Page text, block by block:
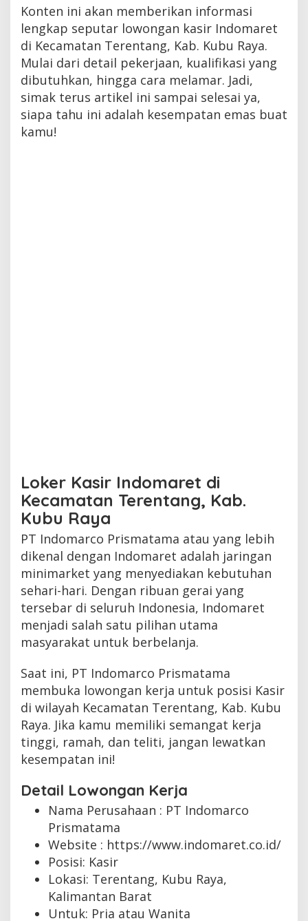
Konten ini akan memberikan informasi
lengkap seputar lowongan kasir Indomaret
di Kecamatan Terentang, Kab. Kubu Raya.
Mulai dari detail pekerjaan, kualifikasi yang
dibutuhkan, hingga cara melamar. Jadi,
simak terus artikel ini sampai selesai ya,
siapa tahu ini adalah kesempatan emas buat
kamu!
Loker Kasir Indomaret di
Kecamatan Terentang, Kab.
Kubu Raya
PT Indomarco Prismatama atau yang lebih
dikenal dengan Indomaret adalah jaringan
minimarket yang menyediakan kebutuhan
sehari-hari. Dengan ribuan gerai yang
tersebar di seluruh Indonesia, Indomaret
menjadi salah satu pilihan utama
masyarakat untuk berbelanja.
Saat ini, PT Indomarco Prismatama
membuka lowongan kerja untuk posisi Kasir
di wilayah Kecamatan Terentang, Kab. Kubu
Raya. Jika kamu memiliki semangat kerja
tinggi, ramah, dan teliti, jangan lewatkan
kesempatan ini!
Detail Lowongan Kerja
Nama Perusahaan : PT Indomarco
Prismatama
Website : https://www.indomaret.co.id/
Posisi: Kasir
Lokasi: Terentang, Kubu Raya,
Kalimantan Barat
Untuk: Pria atau Wanita